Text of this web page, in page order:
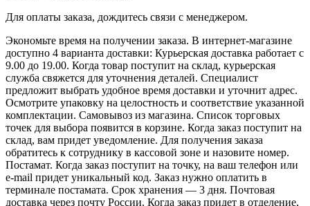
Для оплаты заказа, дождитесь связи с менеджером.
Экономьте время на получении заказа. В интернет-магазине
доступно 4 варианта доставки: Курьерская доставка работает с
9.00 до 19.00. Когда товар поступит на склад, курьерская
служба свяжется для уточнения деталей. Специалист
предложит выбрать удобное время доставки и уточнит адрес.
Осмотрите упаковку на целостность и соответствие указанной
комплектации. Самовывоз из магазина. Список торговых
точек для выбора появится в корзине. Когда заказ поступит на
склад, вам придет уведомление. Для получения заказа
обратитесь к сотруднику в кассовой зоне и назовите номер.
Постамат. Когда заказ поступит на точку, на ваш телефон или
e-mail придет уникальный код. Заказ нужно оплатить в
терминале постамата. Срок хранения — 3 дня. Почтовая
доставка через почту России. Когда заказ придет в отделение,